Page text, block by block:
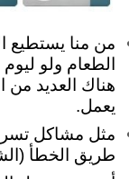
من منا يستطيع
الطعام ولو
هناك العديد من
يعمل.
مثل مشاكل تسرب
طريق الخطأ